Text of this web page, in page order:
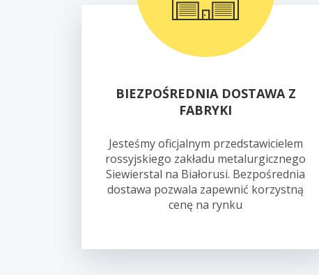
BIEZPOŚREDNIA DOSTAWA Z
FABRYKI
Jesteśmy oficjalnym przedstawicielem
rossyjskiego zakładu metalurgicznego
Siewierstal na Białorusi. Bezpośrednia
dostawa pozwala zapewnić korzystną
cenę na rynku